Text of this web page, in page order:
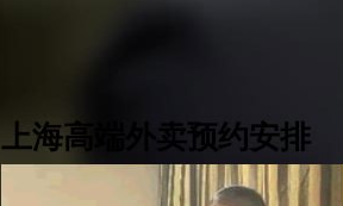
上海高端外卖预约安排